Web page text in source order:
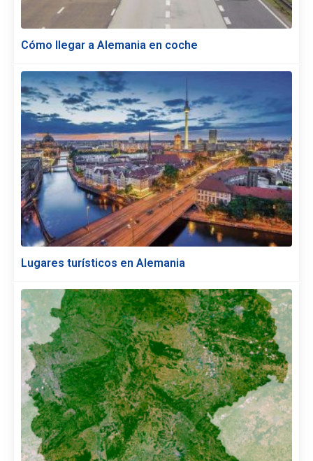
Cómo llegar a Alemania en coche
Lugares turísticos en Alemania